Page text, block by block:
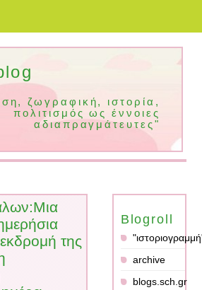
ζωγραφική, ιστορία,
πολιτισμός ως έννοιες
αδιαπραγμάτευτες"
εκδρομή της
Blogroll
archive
blogs.sch.gr